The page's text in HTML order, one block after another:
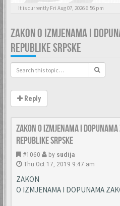
It is currently Fri Aug 07, 2026 6:56 pm
ZAKON O IZMJENAMA I
REPUBLIKE SRPSKE
Reply
Zakon o izmjenama i
Republike Srpske
#1060 by sudija
Thu Oct 17, 2019 9:47 am
ZAKON
O IZMJENAMA I DOPUNAMA